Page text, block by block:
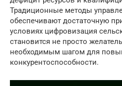
Традиционные методы
обеспечивают достаточную
условиях цифровизация
становится не просто
необходимым шагом для
конкурентоспособности.